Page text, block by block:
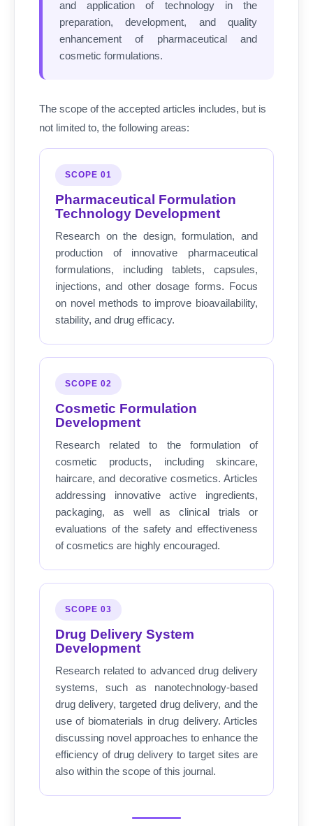
and application of technology in the
preparation, development, and quality
enhancement of pharmaceutical and
cosmetic formulations.
The scope of the accepted articles includes, but is
not limited to, the following areas:
SCOPE 01
Pharmaceutical Formulation
Technology Development
Research on the design, formulation, and
production of innovative pharmaceutical
formulations, including tablets, capsules,
injections, and other dosage forms. Focus
on novel methods to improve bioavailability,
stability, and drug efficacy.
SCOPE 02
Cosmetic Formulation
Development
Research related to the formulation of
cosmetic products, including skincare,
haircare, and decorative cosmetics. Articles
addressing innovative active ingredients,
packaging, as well as clinical trials or
evaluations of the safety and effectiveness
of cosmetics are highly encouraged.
SCOPE 03
Drug Delivery System
Development
Research related to advanced drug delivery
systems, such as nanotechnology-based
drug delivery, targeted drug delivery, and the
use of biomaterials in drug delivery. Articles
discussing novel approaches to enhance the
efficiency of drug delivery to target sites are
also within the scope of this journal.